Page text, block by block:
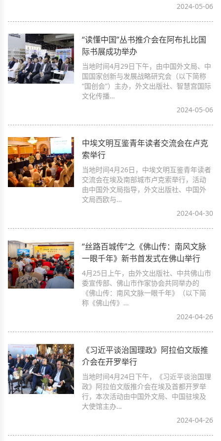
2024-05-06
“读懂中国”丛书推介会在阿布扎比国
际书展成功举办
当地时间4月29日下午，由中国外文局、中
国国家创新与发展战略研究会（以下简称
“国创会”）主办，外文出版社、智慧宫国际
文化传播…
2024-05-06
中埃文明互鉴青年读者交流会在卢克
索举行
当地时间4月26日，中埃文明互鉴青年读者
交流会在埃及南部城市卢克索举行，活动
由中国外文局指导，外文出版社、中国外
文局西欧与…
2024-04-30
“丝路百城传”之《佛山传：南风文脉
一眼千年》新书首发式在佛山举行
4月25日上午，由外文出版社、中共佛山市
委宣传部、佛山市作家协会共同举办的
《佛山传：南风文脉一眼千年》（以下简
称《佛山传》…
2024-04-26
《习近平谈治国理政》阿拉伯文版推
介会在开罗举行
当地时间4月24日下午，《习近平谈治国理
政》阿拉伯文版推介会在埃及首都开罗举
行，本次活动由中国外文局、中国驻埃及
大使馆主办…
2024-04-26